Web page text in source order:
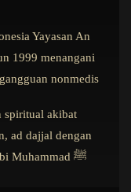
Yayasan An
1999 menangani
nonmedis
spiritual akibat
ad dajjal dengan
pendekatan Islami sesuai syariat Nabi Muhammad ﷺ